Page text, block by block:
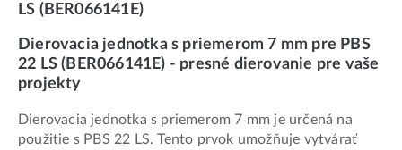
LS (BER066141E)
Dierovacia jednotka s priemerom 7 mm pre PBS
22 LS (BER066141E) - presné dierovanie pre vaše
projekty
Dierovacia jednotka s priemerom 7 mm je určená na
použitie s PBS 22 LS. Tento prvok umožňuje vytvárať